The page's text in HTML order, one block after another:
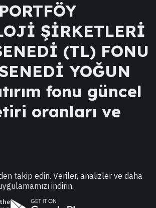
ŞİRKETLERİ
(TL) FONU
YOĞUN
fonu güncel
oranları ve
takip edin. Veriler, analizler ve daha
indirin.